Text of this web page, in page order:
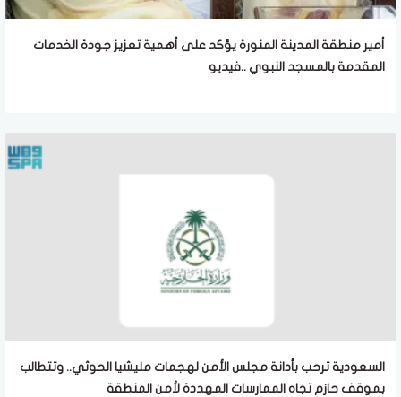
أمير منطقة المدينة المنورة يؤكد على أهمية تعزيز جودة الخدمات
المقدمة بالمسجد النبوي ..فيديو
السعودية ترحب بأدانة مجلس الأمن لهجمات مليشيا الحوثي.. وتتطالب
بموقف حازم تجاه الممارسات المهددة لأمن المنطقة